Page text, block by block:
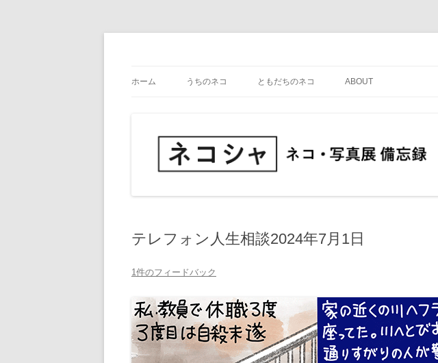
へ
ホーム うちのネコ ともだちのネコ ABOUT
テレフォン人生相談2024年7月1日
1件のフィードバック